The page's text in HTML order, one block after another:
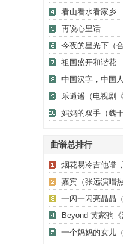
段）
看山看水看家乡
再说心里话
今夜的星光下（合
祖国盛开和谐花
中国汉字，中国人
乐逍遥（电视剧
妈妈的双手（魏
曲谱总排行
烟花易冷吉他谱
唱谱_高清六线谱
嘉宾（张远演唱
谱）
一闪一闪亮晶晶
Beyond 黄家驹
一个妈妈的女儿